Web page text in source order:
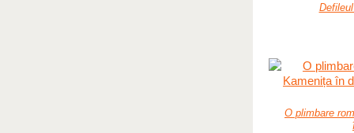
O plimbare